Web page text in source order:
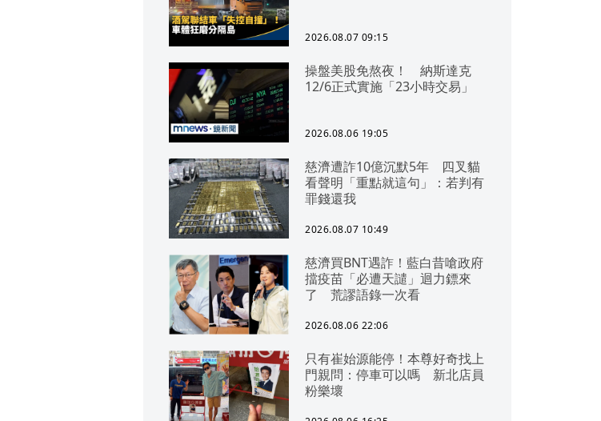
2026.08.07 09:15
操盤美股免熬夜！ 納斯達克
12/6正式實施「23小時交易」
2026.08.06 19:05
慈濟遭詐10億沉默5年 四叉貓
看聲明「重點就這句」：若判有
罪錢還我
2026.08.07 10:49
慈濟買BNT遇詐！藍白昔嗆政府
擋疫苗「必遭天譴」迴力鏢來
了 荒謬語錄一次看
2026.08.06 22:06
只有崔始源能停！本尊好奇找上
門親問：停車可以嗎 新北店員
粉樂壞